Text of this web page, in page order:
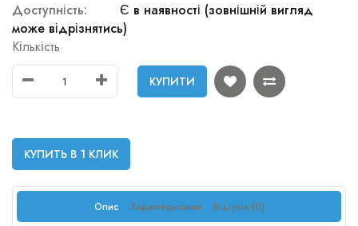
Доступність:
Є в наявності (зовнішній вигляд
може відрізнятись)
Кількість
КУПИТИ
КУПИТЬ В 1 КЛИК
Опис Характеристики Відгуків (0)